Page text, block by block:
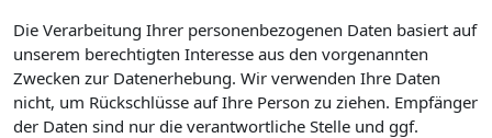
Die Verarbeitung Ihrer personenbezogenen Daten basiert auf
unserem berechtigten Interesse aus den vorgenannten
Zwecken zur Datenerhebung. Wir verwenden Ihre Daten
nicht, um Rückschlüsse auf Ihre Person zu ziehen. Empfänger
der Daten sind nur die verantwortliche Stelle und ggf.